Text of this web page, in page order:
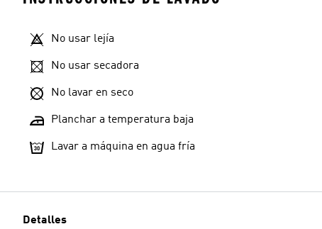
No usar lejía
No usar secadora
No lavar en seco
Planchar a temperatura baja
Lavar a máquina en agua fría
Detalles